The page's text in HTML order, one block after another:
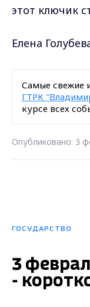
этот ключик
Елена
Самые свежие
ГТРК
курсе всех
Опубликовано: 3
ГОСУДАРСТВО
3
-